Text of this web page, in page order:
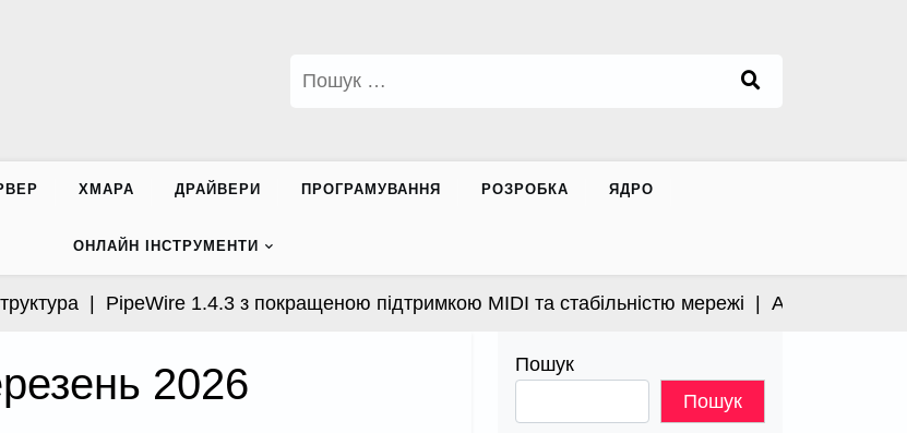
ХМАРА ДРАЙВЕРИ ПРОГРАМУВАННЯ РОЗРОБКА ЯДРО
ОНЛАЙН ІНСТРУМЕНТИ
|PipeWire 1.4.3 з покращеною підтримкою MIDI та стабільністю мережі |Apple випустила
2026
Пошук
Пошук